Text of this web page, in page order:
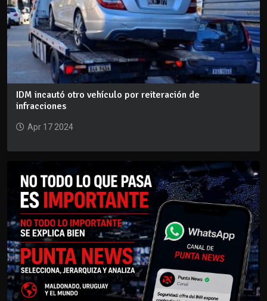
IDM incautó otro vehículo por reiteración de
infracciones
Apr 17 2024